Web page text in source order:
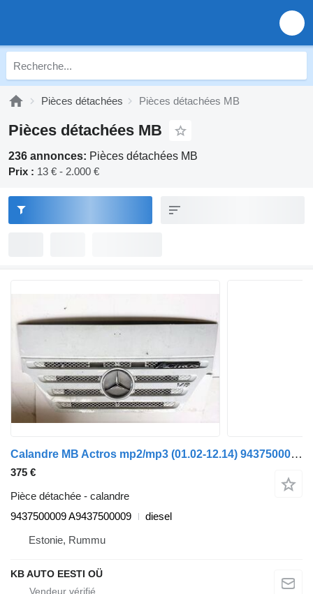
Pièces détachées Pièces détachées MB
Pièces détachées MB
236 annonces: Pièces détachées MB
Prix : 13 € - 2.000 €
Calandre MB Actros mp2/mp3 (01.02-12.14) 9437500009 pour camion Mercedes-Benz Actros, Axor MP1, MP2, MP3 (1996-2014)
375 €
Pièce détachée - calandre
9437500009 A9437500009
diesel
Estonie, Rummu
KB AUTO EESTI OÜ